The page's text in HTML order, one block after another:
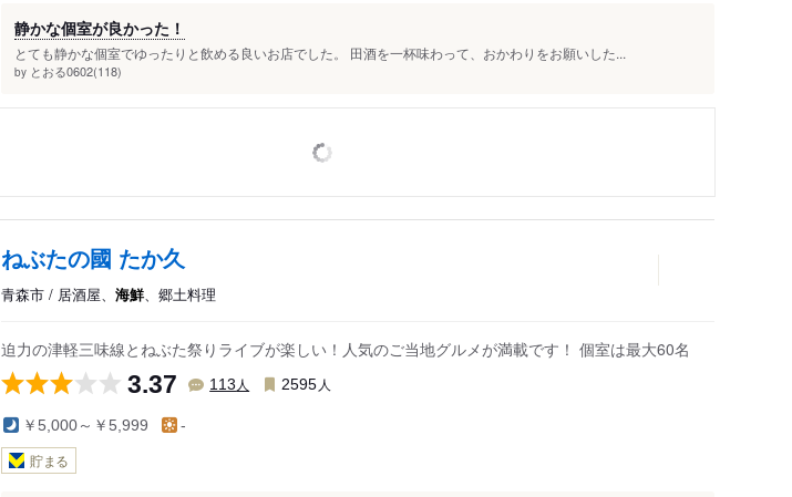
静かな個室が良かった！
とても静かな個室でゆったりと飲める良いお店でした。 田酒を一杯味わって、おかわりをお願いした...
by とおる0602(118)
ねぶたの國 たか久
青森市 / 居酒屋、 海鮮、郷土料理
迫力の津軽三味線とねぶた祭りライブが楽しい！人気のご当地グルメが満載です！ 個室は最大60名
3.37 113 人 2595 人
￥5,000～￥5,999 -
貯まる